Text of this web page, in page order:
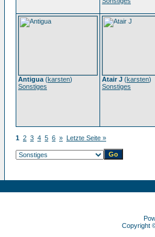
Antigua (karsten)
Sonstiges
Atair J (karsten)
Sonstiges
1 2 3 4 5 6 » Letzte Seite »
Copyright